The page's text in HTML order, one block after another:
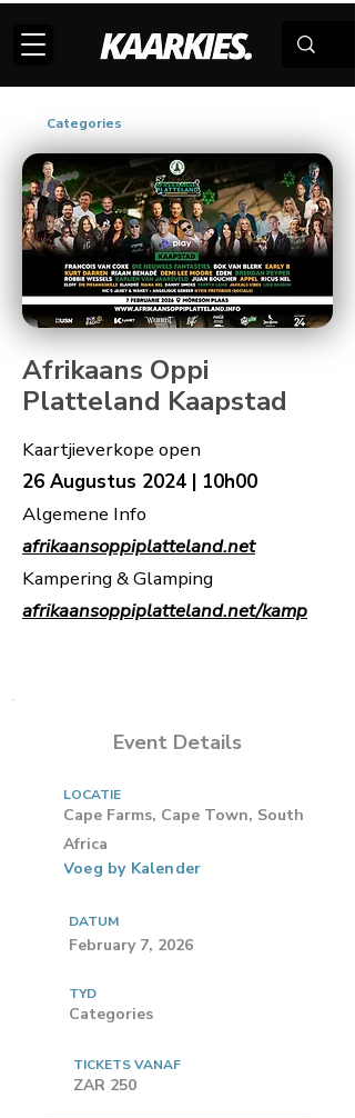
Categories
Afrikaans Oppi
Platteland Kaapstad
Kaartjieverkope open
26 Augustus 2024 | 10h00
Algemene Info
afrikaansoppiplatteland.net
Kampering & Glamping
afrikaansoppiplatteland.net/kamp
Event Details
LOCATIE
Cape Farms, Cape Town, South
Africa
Voeg by Kalender
DATUM
February 7, 2026
TYD
Categories
TICKETS VANAF
ZAR 250